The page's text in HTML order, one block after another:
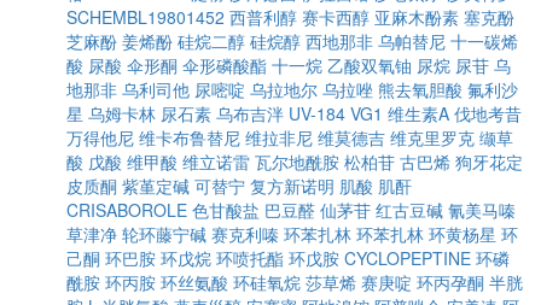
SCHEMBL19801452 西普利醇 赛卡西醇 亚麻木酚素 塞克酚
芝麻酚 姜烯酚 硅烷二醇 硅烷醇 西地那非 乌帕替尼 十一碳烯
酸 尿酸 伞形酮 伞形磷酸酯 十一烷 乙酸双氧铀 尿烷 尿苷 乌
地那非 乌利司他 尿嘧啶 乌拉地尔 乌拉唑 熊去氧胆酸 氟利沙
星 乌姆卡林 尿石素 乌布吉泮 UV-184 VG1 维生素A 伐地考昔
万得他尼 维卡布鲁替尼 维拉非尼 维莫德吉 维克里罗克 缬草
酸 戊酸 维甲酸 维立诺雷 瓦尔地酰胺 松柏苷 古巴烯 狗牙花定
皮质酮 紫堇定碱 可替宁 复方新诺明 肌酸 肌酐
CRISABOROLE 色甘酸盐 巴豆醛 仙茅苷 红古豆碱 氰美马嗪
草津净 轮环藤宁碱 赛克利嗪 环苯扎林 环苯扎林 环黄杨星 环
己酮 环巴胺 环戊烷 环喷托酯 环戊胺 CYCLOPEPTINE 环磷
酰胺 环丙胺 环丝氨酸 环硅氧烷 莎草烯 赛庚啶 环丙孕酮 半胱